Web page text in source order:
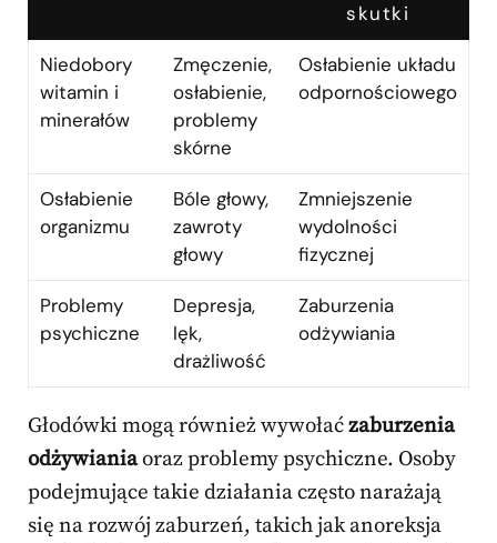
skutki
Niedobory
witamin i
minerałów
Zmęczenie,
osłabienie,
problemy
skórne
Osłabienie układu
odpornościowego
Osłabienie
organizmu
Bóle głowy,
zawroty
głowy
Zmniejszenie
wydolności
fizycznej
Problemy
psychiczne
Depresja,
lęk,
drażliwość
Zaburzenia
odżywiania
Głodówki mogą również wywołaćzaburzenia
odżywianiaoraz problemy psychiczne. Osoby
podejmujące takie działania często narażają
się na rozwój zaburzeń, takich jak anoreksja